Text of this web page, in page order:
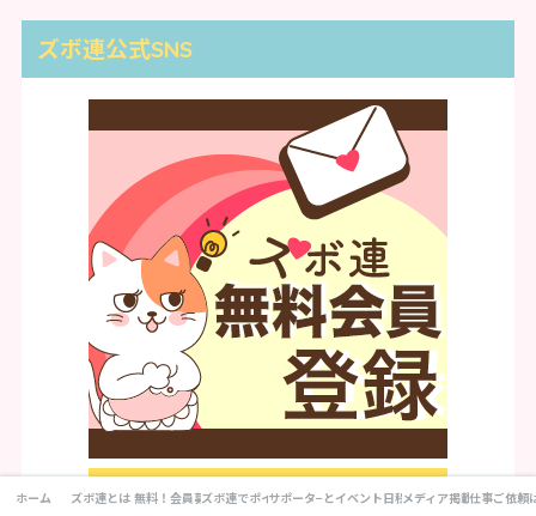
ズボ連公式SNS
ホーム ズボ連とは 無料！会員募集ズボ連でポイ活!サポータ−とは？イベント日程メディア掲載仕事ご依頼